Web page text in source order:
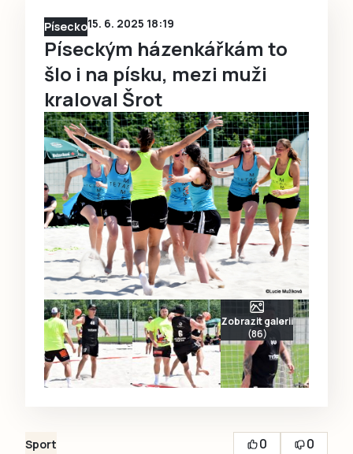
Písecko15. 6. 2025 18:19
Píseckým házenkářkám to
šlo i na písku, mezi muži
kraloval Šrot
Zobrazit galerii
(86)
Sport 0
0